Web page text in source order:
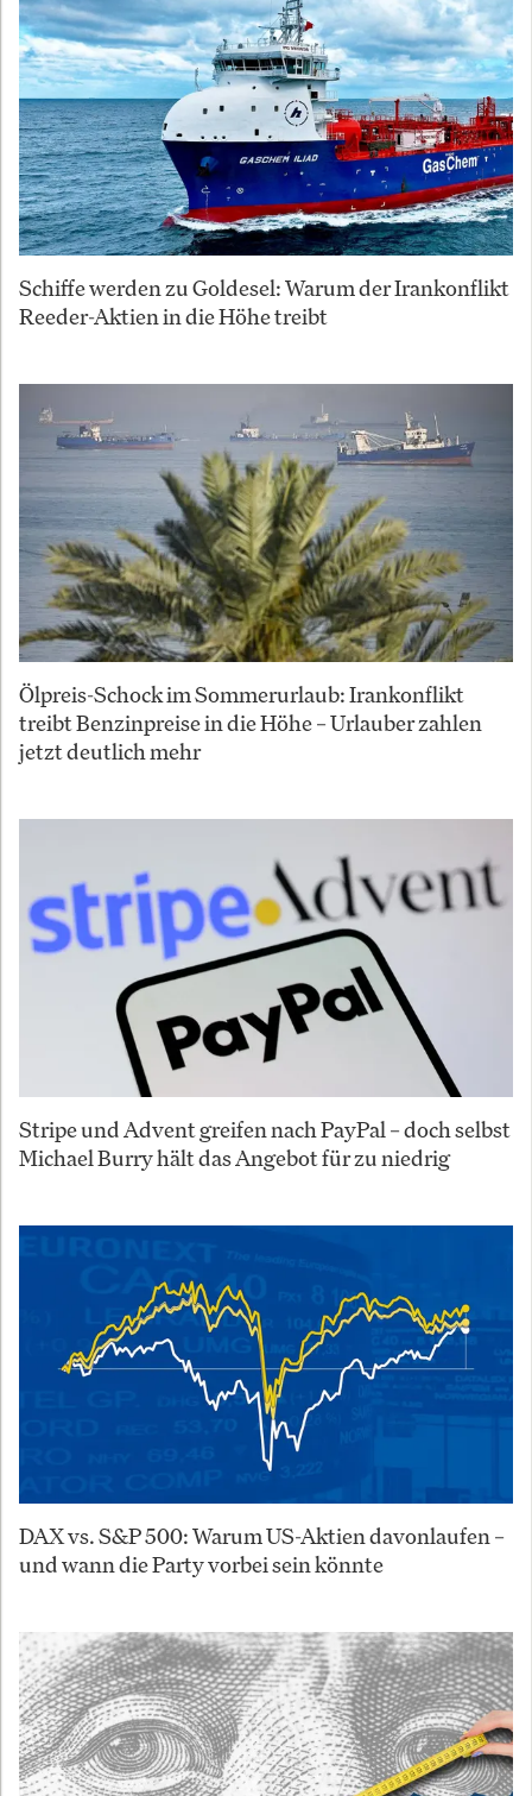
Schiffe werden zu Goldesel: Warum der Irankonflikt
Reeder-Aktien in die Höhe treibt
Ölpreis-Schock im Sommerurlaub: Irankonflikt
treibt Benzinpreise in die Höhe – Urlauber zahlen
jetzt deutlich mehr
Stripe und Advent greifen nach PayPal – doch selbst
Michael Burry hält das Angebot für zu niedrig
DAX vs. S&P 500: Warum US-Aktien davonlaufen –
und wann die Party vorbei sein könnte